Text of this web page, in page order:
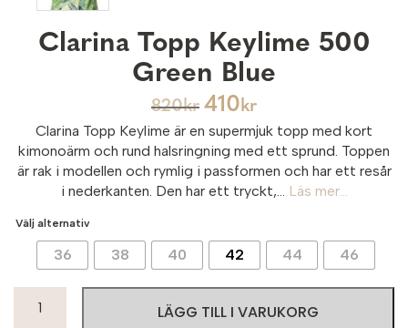
Clarina Topp Keylime 500
Green Blue
820kr 410 kr
Clarina Topp Keylime är en supermjuk topp med kort
kimonoärm och rund halsringning med ett sprund. Toppen
är rak i modellen och rymlig i passformen och har ett resår
i nederkanten. Den har ett tryckt,...
Läs mer...
Välj alternativ
36 38 40 42 44 46
Topp
LÄGG TILL I VARUKORG